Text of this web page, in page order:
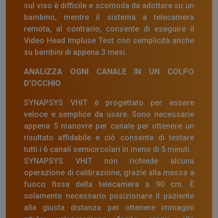
sul viso è difficile e scomoda da adottare su un
bambino, mentre il sistema a telecamera
remota, al contrario, consente di eseguire il
Video Head Impluse Test con semplicità anche
su bambini di appena 3 mesi.
ANALIZZA OGNI CANALE IN UN COLPO
D'OCCHIO
SYNAPSYS VHIT è progettato per essere
veloce e semplice da usare. Sono necessarie
appena 5 manovre per canale per ottenere un
risultato affidabile e ciò consente di testare
tutti i 6 canali semicircolari in meno di 5 minuti.
SYNAPSYS VHIT non richiede alcuna
operazione di calibrazione, grazie alla messa a
fuoco fissa della telecamera a 90 cm. È
solamente necessario posizionare il paziente
alla giusta distanza per ottenere immagini